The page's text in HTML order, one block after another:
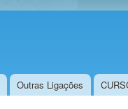
Outras Ligações